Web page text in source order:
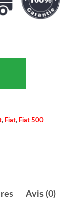
, Fiat, Fiat 500
Avis (0)